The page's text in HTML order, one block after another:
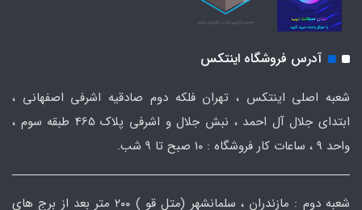
آدرس فروشگاه اینتکس
شعبه اصلی اینتکس ، تهران فلکه دوم صادقیه اشرفی اصفهانی ،
ابتدای جلال آل احمد ، نبش جلال و اشرفی پلاک 465 طبقه سوم ،
واحد ۹ ، ساعات کار فروشگاه : ۱۰ صبح تا ۹ شب.
شعبه دوم : مازندران ، سلمانشهر (متل قو ) ۲۰۰ متر بعد از برج های